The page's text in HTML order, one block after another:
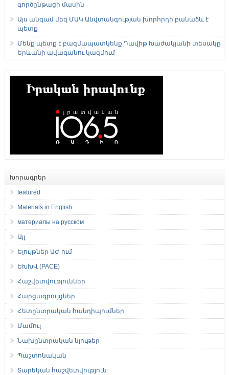
գործընթացի մասին
Այս անգամ մեզ ՄԱԿ Անվտանգության խորհրդի բանաձև է
պետք
Մենք պետք է բազմապատկենք Դավիթ Խաժակյանի տեսակը
Երևանի ավագանու կազմում
Խորագրեր
featured
Materials in English
материалы на русском
Այլ
Ելույթներ ԱԺ-ում
ԵԽԽՎ (PACE)
Հաշվետվություններ
Հարցազրույցներ
Հետընտրական հանդիպումներ
Մամուլ
Նախընտրական նյութեր
Պաշտոնական
Տարեկան հաշվետվություն